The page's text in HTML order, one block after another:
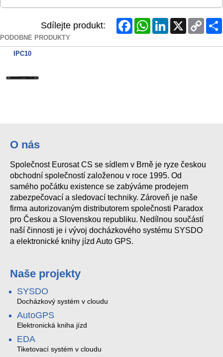
Sdílejte produkt: FacebookWhatsAppLinkedInX
Copy
Link
PODOBNÉ PRODUKTY
IPC10
O nás
Společnost Eurosat CS se sídlem v Brně je ryze českou
obchodní společností založenou v roce 1995. Od
samého počátku existence se zabýváme prodejem
zabezpečovací a sledovací techniky. Zároveň je naše
firma autorizovaným distributorem společnosti Paradox
pro Českou a Slovenskou republiku. Nedílnou součástí
naší činnosti je i vývoj docházkového systému SYSDO
a elektronické knihy jízd Auto GPS.
Naše projekty
SYSDO
Docházkový systém v cloudu
AutoGPS
Elektronická kniha jízd
EDA
Tiketovací systém v cloudu